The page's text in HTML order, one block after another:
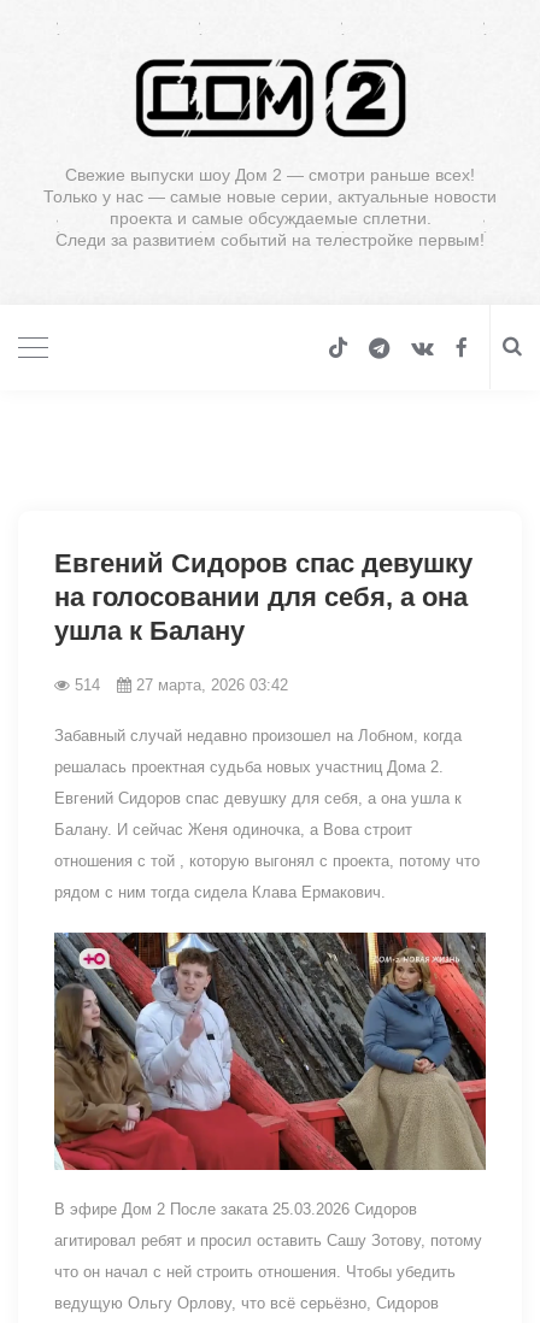
Свежие выпуски шоу Дом 2 — смотри раньше всех!
Только у нас — самые новые серии, актуальные новости
проекта и самые обсуждаемые сплетни.
Следи за развитием событий на телестройке первым!
Евгений Сидоров спас девушку
на голосовании для себя, а она
ушла к Балану
514 27 марта, 2026 03:42
Забавный случай недавно произошел на Лобном, когда
решалась проектная судьба новых участниц Дома 2.
Евгений Сидоров спас девушку для себя, а она ушла к
Балану. И сейчас Женя одиночка, а Вова строит
отношения с той , которую выгонял с проекта, потому что
рядом с ним тогда сидела Клава Ермакович.
В эфире Дом 2 После заката 25.03.2026 Сидоров
агитировал ребят и просил оставить Сашу Зотову, потому
что он начал с ней строить отношения. Чтобы убедить
ведущую Ольгу Орлову, что всё серьёзно, Сидоров